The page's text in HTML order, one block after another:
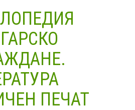
ПЕЧАТ